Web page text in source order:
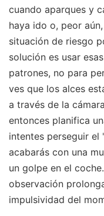
cuando aparques y
haya ido o, peor
situación de riesgo
solución es usar
patrones, no para
ves que los alces
a través de la
entonces planifica
intentes perseguir
acabarás con una
un golpe en el
observación
impulsividad del